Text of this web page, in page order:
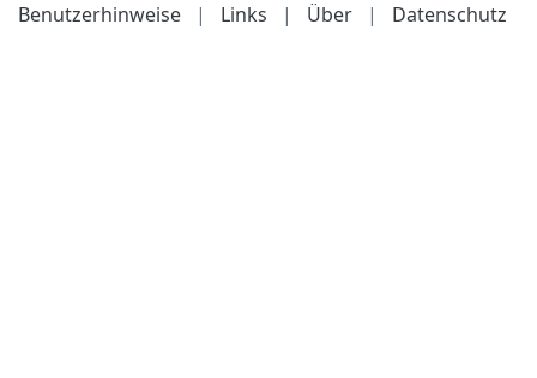
Benutzerhinweise
| Links | Über | Datenschutz